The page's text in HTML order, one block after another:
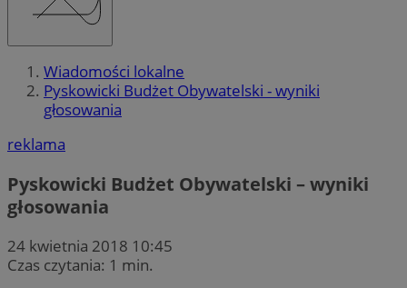
Wiadomości lokalne
Pyskowicki Budżet Obywatelski - wyniki
głosowania
reklama
Pyskowicki Budżet Obywatelski – wyniki
głosowania
24 kwietnia 2018 10:45
Czas czytania: 1 min.